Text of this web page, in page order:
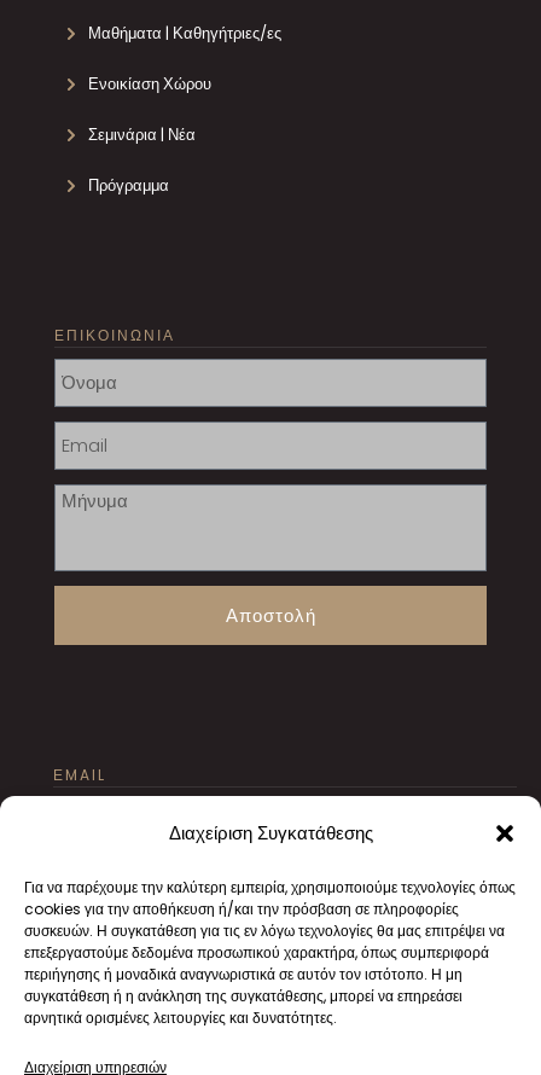
Διαχείριση Συγκατάθεσης
Για να παρέχουμε την καλύτερη εμπειρία, χρησιμοποιούμε τεχνολογίες όπως
cookies για την αποθήκευση ή/και την πρόσβαση σε πληροφορίες
συσκευών. Η συγκατάθεση για τις εν λόγω τεχνολογίες θα μας επιτρέψει να
επεξεργαστούμε δεδομένα προσωπικού χαρακτήρα, όπως συμπεριφορά
περιήγησης ή μοναδικά αναγνωριστικά σε αυτόν τον ιστότοπο. Η μη
συγκατάθεση ή η ανάκληση της συγκατάθεσης, μπορεί να επηρεάσει
αρνητικά ορισμένες λειτουργίες και δυνατότητες.
Διαχείριση υπηρεσιών
Μαθήματα | Καθηγήτριες/ες
Ενοικίαση Χώρου
Σεμινάρια | Νέα
Πρόγραμμα
ΕΠΙΚΟΙΝΩΝΙΑ
Αποστολή
ΕMAIL
texnourgeio@gmail.com
ΠΟΥ ΘΑ ΜΑΣ ΒΡΕΙΤΕ